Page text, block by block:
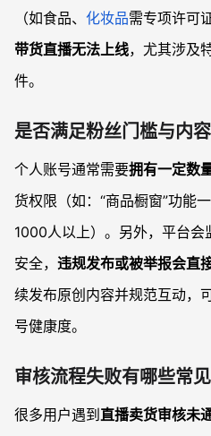
（如食品、 化妆品需专项许可
带货直播无法上线，尤其涉及
件。
是否满足粉丝门槛与内容
个人账号通常需要拥有一定数
货权限（如：“商品橱窗”功能
1000人以上）。另外，平台
安全， 违规发布或被举报会直
续发布原创内容并规范互动，
号健康度。
审核流程失败有哪些常见
很多用户遇到 直播卖货审核未